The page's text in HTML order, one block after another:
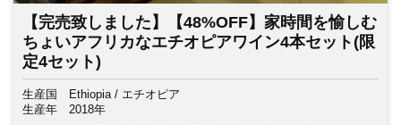
【完売致しました】【48%OFF】家時間を愉しむ
ちょいアフリカなエチオピアワイン4本セット(限
定4セット)
生産国
Ethiopia / エチオピア
生産年
2018年